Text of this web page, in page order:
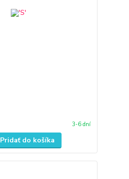
3-6 dní
Pridať do košíka